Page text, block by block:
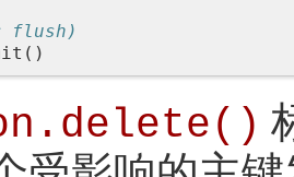
flush)
()